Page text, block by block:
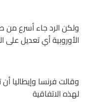
ولكن الرد جاء أسرع من
الأوروبية أي تعديل على
وقالت فرنسا وإيطاليا
لهذه الاتفاقية